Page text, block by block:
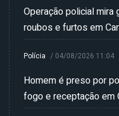
Operação policial
roubos e furtos em
Polícia / 04/08/2026 11:04
Homem é preso por
fogo e receptação em